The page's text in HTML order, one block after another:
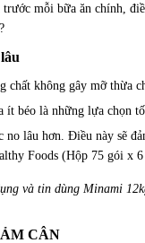
mỗi bữa ăn chính,
chất không gây mỡ thừa
béo là những lựa chọn
no lâu hơn. Điều này sẽ
và tin dùng Minami
CÂN